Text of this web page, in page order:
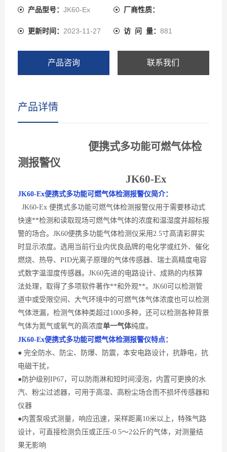
的气体传感器、瑞士高精度电容式数字温湿度传感器。
软件著作**和外观**。JK60可以检测管道中或受限空间、
测气体种类超过1000多种，还可以检测各种背景气体为氮
产品型号： JK60-Ex 厂商性质：
更新时间： 2023-11-27 访 问 量： 881
产品咨询 联系我们
产品详情
便携式多功能可燃气体检
测报警仪
JK60-Ex
JK60-Ex便携式多功能可燃气体检测报警仪简介：
JK60-Ex 便携式多功能可燃气体检测报警仪用于需要移动式
快速**检测 和读取现场 可燃气体气体的浓度和温湿度并超标报
警的场合。 JK60便携多功能气体检测仪采用2.5寸高清彩屏实
时显示浓度。 选用当前行业内优良品牌的电化学或红外、催化
燃烧、热导、 PID光离子原理的气体传感器、瑞士高精度电容
式数字温湿度传感器。 JK60先进的电路设计、成熟的内核算
法处理，取得了多项软件著作**和外观**。JK60可以检测管
道中或受限空间、大气环境中的 可燃气体气体浓度也可以检测
气体泄漏，检测气体种类超过1000多种，还可以检测各种背景
气体为氮气或氧气的高浓度单一气体纯度。
JK60-Ex便携式多功能可燃气体检测报警仪特点：
● 完全防水、防尘、防爆、防震，本安电路设计，抗静电，抗
电磁干扰，
●防护级别IP67，可以防雨淋和短时间浸泡，内置可更换的水
汽、粉尘过滤器，可用于高湿、高粉尘场合而不损坏传感器和
仪器
●内置泵吸式测量，响应迅速，采样距离10米以上，特殊气路
设计，可直接检测负压或正压-0.5～2公斤的气体，对测量结
果无影响